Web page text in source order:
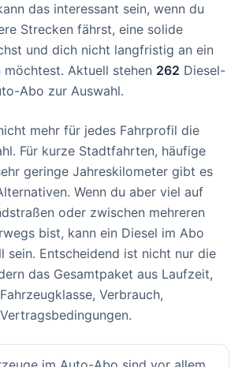
das interessant sein, wenn du
Strecken fährst, eine solide
und dich nicht langfristig an ein
möchtest. Aktuell stehen 262 Diesel-
Abo zur Auswahl.
mehr für jedes Fahrprofil die
Für kurze Stadtfahrten, häufige
geringe Jahreskilometer gibt es
Wenn du aber viel auf
oder zwischen mehreren
bist, kann ein Diesel im Abo
sein. Entscheidend ist nicht nur die
das Gesamtpaket aus Laufzeit,
Verbrauch,